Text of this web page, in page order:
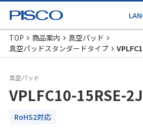
TOP 商品案内
真空パッド
真空パッドスタンダードタイプ
真空パッド
VPLFC10-15RSE-
RoHS2対応